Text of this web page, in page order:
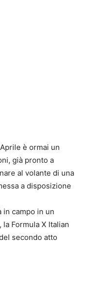
è ormai un
già pronto a
al volante di una
a disposizione
in campo in un
Formula X Italian
secondo atto